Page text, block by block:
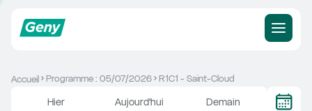
Accueil Programme : 05/07/2026 R1C1 - Saint-Cloud
Hier Aujourd'hui Demain